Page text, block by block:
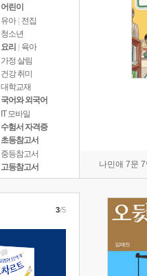
어린이
유아 | 전집
청소년
요리
육아
가정 살림
건강 취미
대학교재
국어와 외국어
IT 모바일
수험서 자격증
초등참고서
중등참고서
고등참고서
나민애 7문
3/5